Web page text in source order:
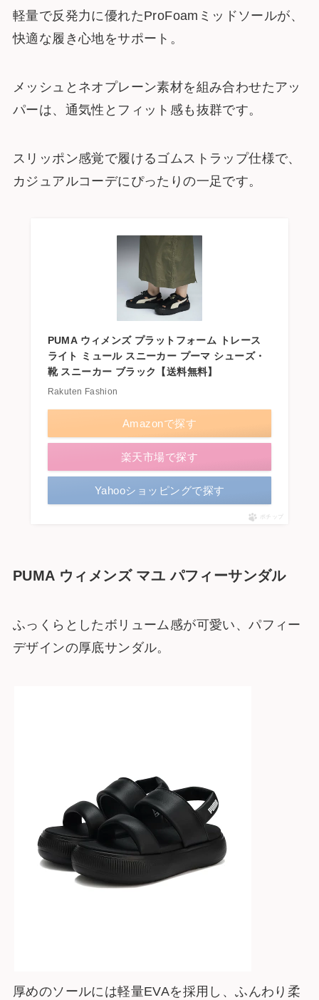
軽量で反発力に優れたProFoamミッドソールが、
快適な履き心地をサポート。
メッシュとネオプレーン素材を組み合わせたアッ
パーは、通気性とフィット感も抜群です。
スリッポン感覚で履けるゴムストラップ仕様で、
カジュアルコーデにぴったりの一足です。
PUMA ウィメンズ プラットフォーム トレース
ライト ミュール スニーカー プーマ シューズ・
靴 スニーカー ブラック【送料無料】
Rakuten Fashion
Amazonで探す
楽天市場で探す
Yahooショッピングで探す
ポチップ
PUMA ウィメンズ マユ パフィーサンダル
ふっくらとしたボリューム感が可愛い、パフィー
デザインの厚底サンダル。
厚めのソールには軽量EVAを採用し、ふんわり柔